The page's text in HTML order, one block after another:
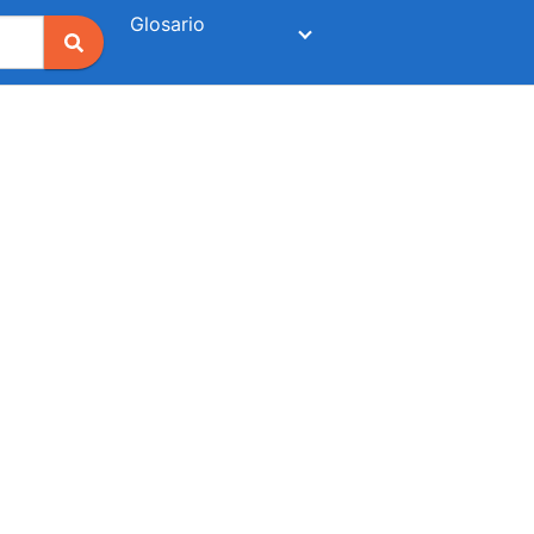
Glosario